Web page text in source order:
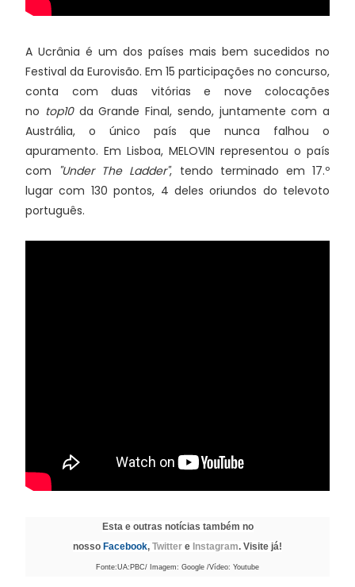
A Ucrânia é um dos países mais bem sucedidos no
Festival da Eurovisão. Em 15 participações no concurso,
conta com duas vitórias e nove colocações
no top10 da Grande Final, sendo, juntamente com a
Austrália, o único país que nunca falhou o
apuramento. Em Lisboa, MELOVIN representou o país
com "Under The Ladder", tendo terminado em 17.º
lugar com 130 pontos, 4 deles oriundos do televoto
português.
Esta e outras notícias também no
nosso Facebook, Twitter e Instagram. Visite já!
Fonte:UA:PBC/ Imagem: Google /Vídeo: Youtube